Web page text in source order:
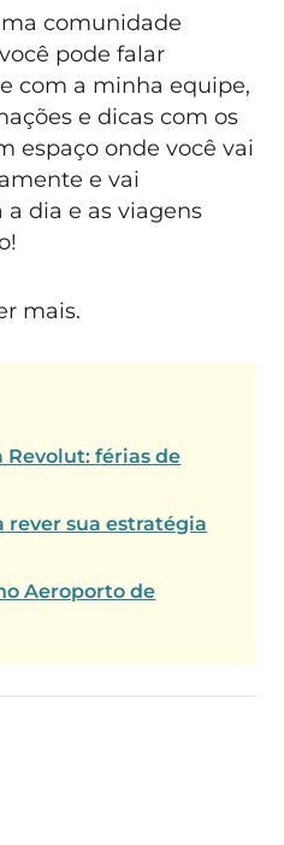
comunidade
pode falar
com a minha equipe,
e dicas com os
espaço onde você vai
e vai
dia e as viagens
mais.
férias de
rever sua estratégia
Aeroporto de